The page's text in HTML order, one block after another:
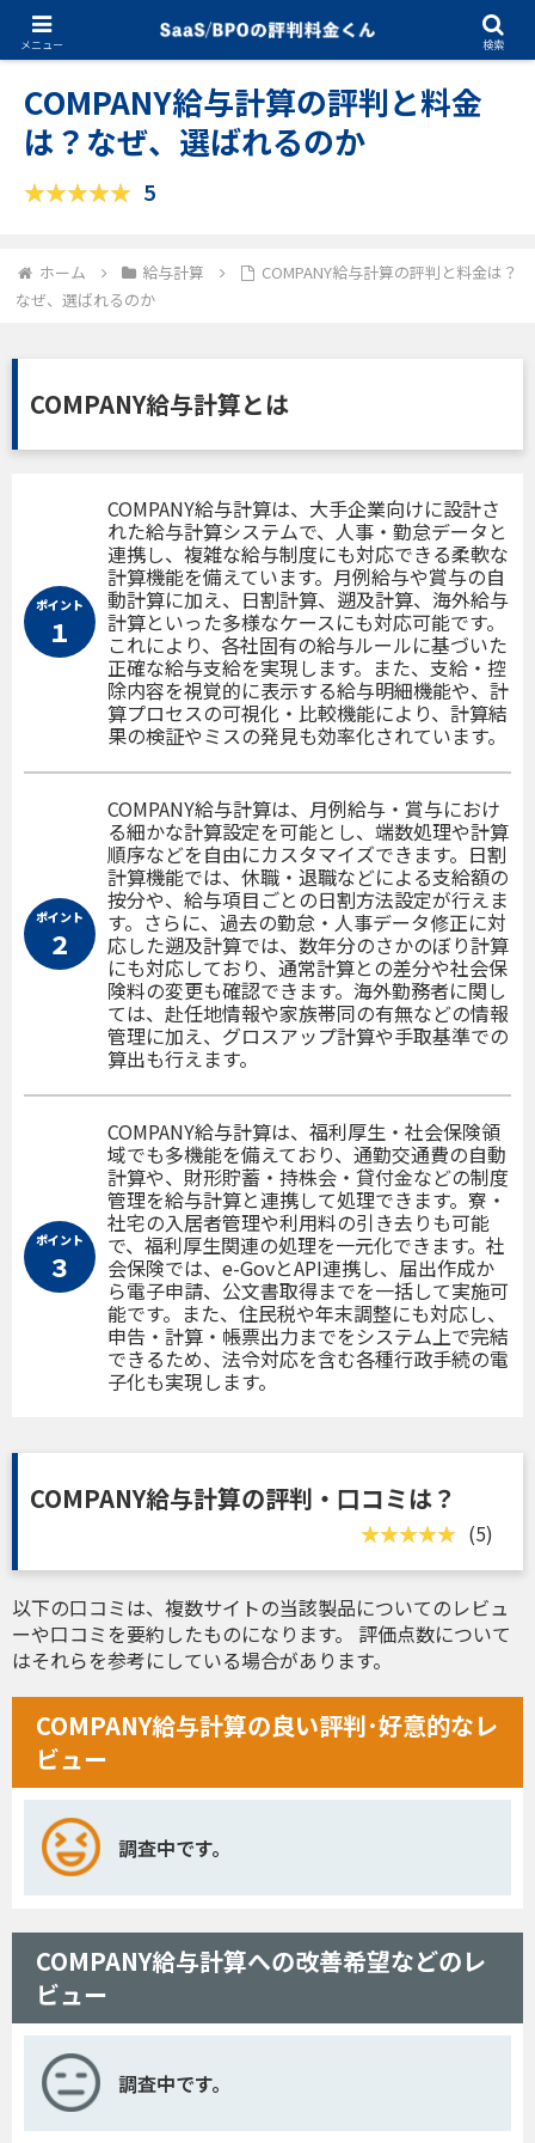
給与計算 08.04.2025
COMPANY給与計算の評判と料金
は？なぜ、選ばれるのか
5
ホーム 給与計算
COMPANY給与計算の評判と料金は？
なぜ、選ばれるのか
COMPANY給与計算とは
ポイント
１
COMPANY給与計算は、大手企業向けに設計さ
れた給与計算システムで、人事・勤怠データと
連携し、複雑な給与制度にも対応できる柔軟な
計算機能を備えています。月例給与や賞与の自
動計算に加え、日割計算、遡及計算、海外給与
計算といった多様なケースにも対応可能です。
これにより、各社固有の給与ルールに基づいた
正確な給与支給を実現します。また、支給・控
除内容を視覚的に表示する給与明細機能や、計
算プロセスの可視化・比較機能により、計算結
果の検証やミスの発見も効率化されています。
ポイント
２
COMPANY給与計算は、月例給与・賞与におけ
る細かな計算設定を可能とし、端数処理や計算
順序などを自由にカスタマイズできます。日割
計算機能では、休職・退職などによる支給額の
按分や、給与項目ごとの日割方法設定が行えま
す。さらに、過去の勤怠・人事データ修正に対
応した遡及計算では、数年分のさかのぼり計算
にも対応しており、通常計算との差分や社会保
険料の変更も確認できます。海外勤務者に関し
ては、赴任地情報や家族帯同の有無などの情報
管理に加え、グロスアップ計算や手取基準での
算出も行えます。
ポイント
３
COMPANY給与計算は、福利厚生・社会保険領
域でも多機能を備えており、通勤交通費の自動
計算や、財形貯蓄・持株会・貸付金などの制度
管理を給与計算と連携して処理できます。寮・
社宅の入居者管理や利用料の引き去りも可能
で、福利厚生関連の処理を一元化できます。社
会保険では、e-GovとAPI連携し、届出作成か
ら電子申請、公文書取得までを一括して実施可
能です。また、住民税や年末調整にも対応し、
申告・計算・帳票出力までをシステム上で完結
できるため、法令対応を含む各種行政手続の電
子化も実現します。
COMPANY給与計算の評判・口コミは？
(5)
以下の口コミは、複数サイトの当該製品についてのレビュ
ーや口コミを要約したものになります。 評価点数について
はそれらを参考にしている場合があります。
COMPANY給与計算の良い評判･好意的なレ
ビュー
調査中です。
COMPANY給与計算への改善希望などのレ
ビュー
調査中です。
メニュー 検索